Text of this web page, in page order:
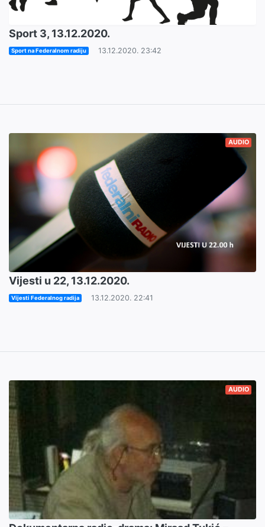
Sport 3, 13.12.2020.
Sport na Federalnom radiju 13.12.2020. 23:42
AUDIO
Vijesti u 22, 13.12.2020.
Vijesti Federalnog radija 13.12.2020. 22:41
AUDIO